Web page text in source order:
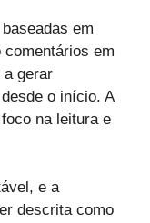
em
em
a gerar
o início. A
na leitura e
e a
descrita como